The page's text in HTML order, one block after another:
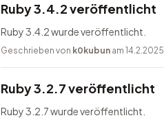
Ruby 3.4.2 veröffentlicht
Ruby 3.4.2 wurde veröffentlicht.
Geschrieben von k0kubun am 14.2.2025
Ruby 3.2.7 veröffentlicht
Ruby 3.2.7 wurde veröffentlicht.